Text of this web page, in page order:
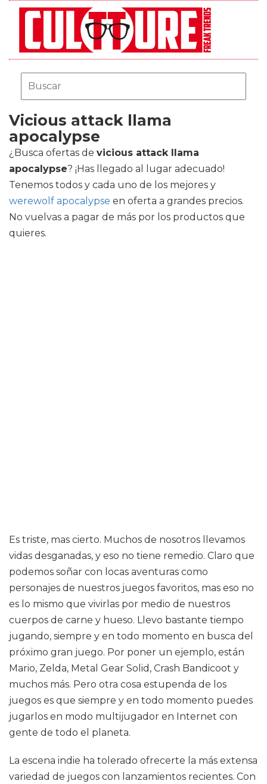
Vicious attack llama
apocalypse
¿Busca ofertas de vicious attack llama
apocalypse? ¡Has llegado al lugar adecuado!
Tenemos todos y cada uno de los mejores y
werewolf apocalypse en oferta a grandes precios.
No vuelvas a pagar de más por los productos que
quieres.
Es triste, mas cierto. Muchos de nosotros llevamos
vidas desganadas, y eso no tiene remedio. Claro que
podemos soñar con locas aventuras como
personajes de nuestros juegos favoritos, mas eso no
es lo mismo que vivirlas por medio de nuestros
cuerpos de carne y hueso. Llevo bastante tiempo
jugando, siempre y en todo momento en busca del
próximo gran juego. Por poner un ejemplo, están
Mario, Zelda, Metal Gear Solid, Crash Bandicoot y
muchos más. Pero otra cosa estupenda de los
juegos es que siempre y en todo momento puedes
jugarlos en modo multijugador en Internet con
gente de todo el planeta.
La escena indie ha tolerado ofrecerte la más extensa
variedad de juegos con lanzamientos recientes. Con